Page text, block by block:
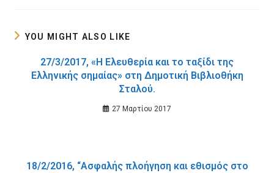
YOU MIGHT ALSO LIKE
27/3/2017, «Η Ελευθερία και το ταξίδι της
Ελληνικής σημαίας» στη Δημοτική Βιβλιοθήκη
Σταλού.
27 Μαρτίου 2017
18/2/2016, “Ασφαλής πλοήγηση και εθισμός στο